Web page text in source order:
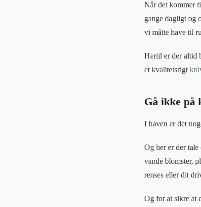
Når det kommer
gange dagligt og
vi måtte have til
Hertil er der altid
et kvalitetsrigt
Gå ikke på
I haven er det
Og her er der
vande blomster,
renses eller dit
Og for at sikre at